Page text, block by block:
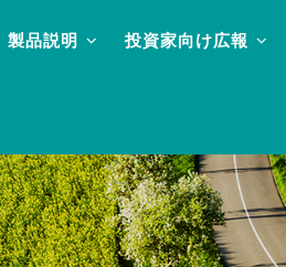
製品説明 投資家向け広報